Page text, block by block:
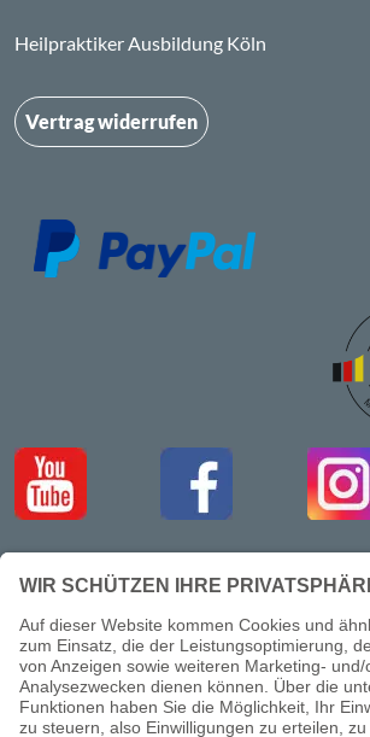
Heilpraktiker Ausbildung Köln
Vertrag widerrufen
Impressum
Datenschutzerklärung
AGB (Seminare/Schulungen/Kurse)
AGB (Online/Streaming-Angebote)
Widerrufsbelehrung / Muster-